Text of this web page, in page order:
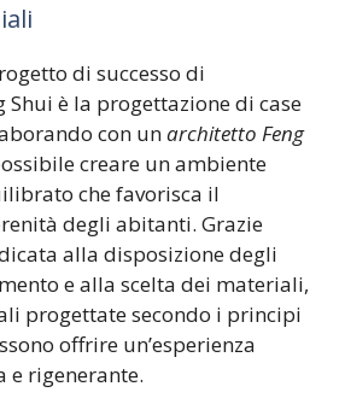
di successo di
Shui è la progettazione di case
con unarchitetto Feng
creare un ambiente
che favorisca il
degli abitanti. Grazie
alla disposizione degli
e alla scelta dei materiali,
progettate secondo i principi
offrire un’esperienza
e rigenerante.